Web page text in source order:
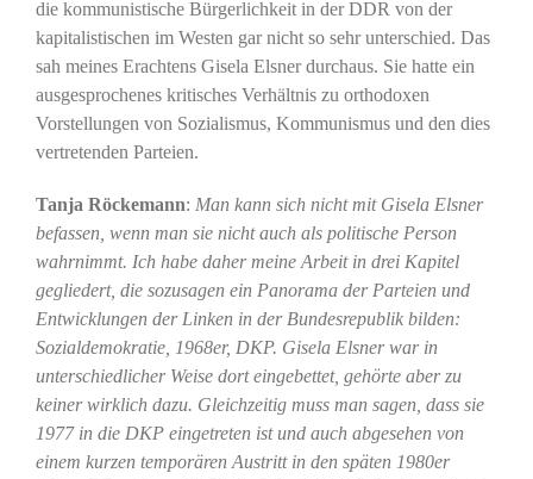
die kommunistische Bürgerlichkeit in der DDR von der
kapitalistischen im Westen gar nicht so sehr unterschied. Das
sah meines Erachtens Gisela Elsner durchaus. Sie hatte ein
ausgesprochenes kritisches Verhältnis zu orthodoxen
Vorstellungen von Sozialismus, Kommunismus und den dies
vertretenden Parteien.
Tanja Röckemann: Man kann sich nicht mit Gisela Elsner
befassen, wenn man sie nicht auch als politische Person
wahrnimmt. Ich habe daher meine Arbeit in drei Kapitel
gegliedert, die sozusagen ein Panorama der Parteien und
Entwicklungen der Linken in der Bundesrepublik bilden:
Sozialdemokratie, 1968er, DKP. Gisela Elsner war in
unterschiedlicher Weise dort eingebettet, gehörte aber zu
keiner wirklich dazu. Gleichzeitig muss man sagen, dass sie
1977 in die DKP eingetreten ist und auch abgesehen von
einem kurzen temporären Austritt in den späten 1980er